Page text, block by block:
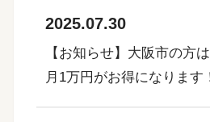
2025.07.30
【お知らせ】大阪市の方
月1万円がお得になります